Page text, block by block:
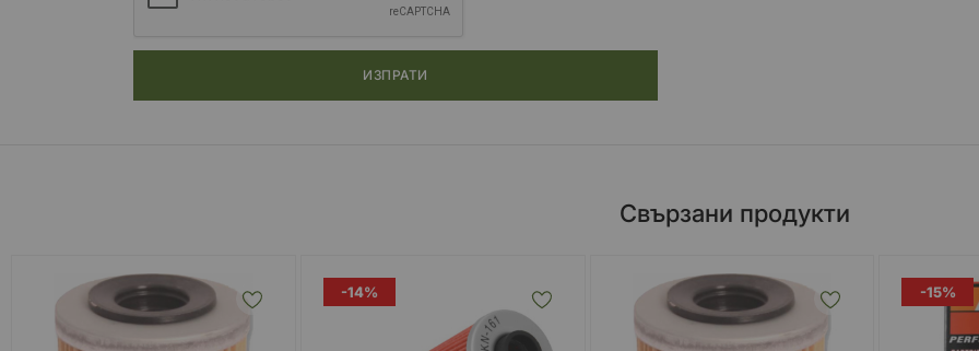
ИЗПРАТИ
Свързани продукти
-14% -15%